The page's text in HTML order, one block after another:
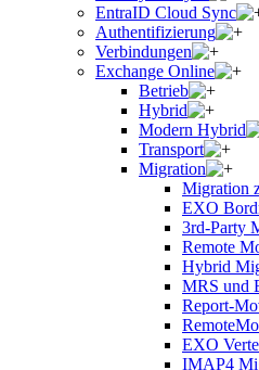
EntraID Cloud Sync
Authentifizierung
Verbindungen
Exchange Online
Betrieb
Hybrid
Modern Hybrid
Transport
Migration
Migration
EXO
3rd-Party
Remote
Hybrid
MRS und
Report-
EXO
IMAP4